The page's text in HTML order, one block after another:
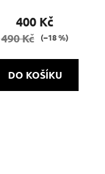
400 Kč
490 Kč (–18 %)
DO KOŠÍKU